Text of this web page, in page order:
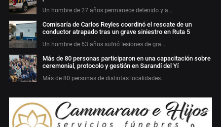
Un hombre de 27 años permanece detenido y a…
Comisaría de Carlos Reyles coordinó el rescate de un
conductor atrapado tras un grave siniestro en Ruta 5
Un hombre de 63 años sufrió lesiones de gra…
Más de 80 personas participaron en una capacitación sobre
ceremonial, protocolo y gestión en Sarandí del Yí
Más de 80 personas de distintas localidades…